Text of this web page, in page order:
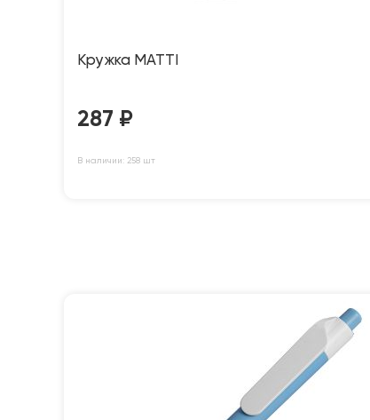
Кружка MATTI
287 ₽
В наличии: 258 шт